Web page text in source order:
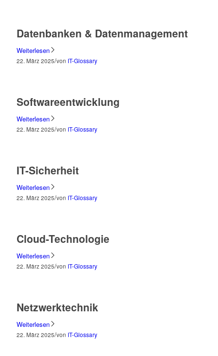
Datenbanken & Datenmanagement
Weiterlesen
22. März 2025/von IT-Glossary
Softwareentwicklung
Weiterlesen
22. März 2025/von IT-Glossary
IT-Sicherheit
Weiterlesen
22. März 2025/von IT-Glossary
Cloud-Technologie
Weiterlesen
22. März 2025/von IT-Glossary
Netzwerktechnik
Weiterlesen
22. März 2025/von IT-Glossary